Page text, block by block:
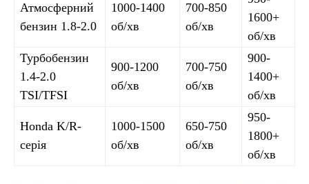
Атмосферний
бензин 1.8-2.0
1000-1400
об/хв
700-850
об/хв
1600+
об/хв
Турбобензин
1.4-2.0
TSI/TFSI
900-1200
об/хв
700-750
об/хв
900-
1400+
об/хв
Honda K/R-
серія
1000-1500
об/хв
650-750
об/хв
950-
1800+
об/хв